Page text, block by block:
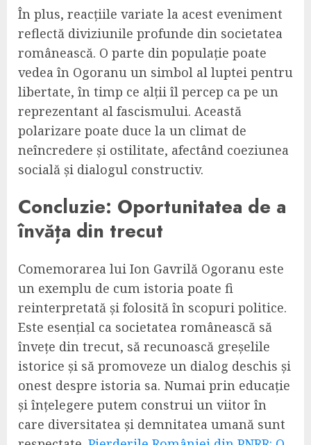
În plus, reacțiile variate la acest eveniment
reflectă diviziunile profunde din societatea
românească. O parte din populație poate
vedea în Ogoranu un simbol al luptei pentru
libertate, în timp ce alții îl percep ca pe un
reprezentant al fascismului. Această
polarizare poate duce la un climat de
neîncredere și ostilitate, afectând coeziunea
socială și dialogul constructiv.
Concluzie: Oportunitatea de a
învăța din trecut
Comemorarea lui Ion Gavrilă Ogoranu este
un exemplu de cum istoria poate fi
reinterpretată și folosită în scopuri politice.
Este esențial ca societatea românească să
învețe din trecut, să recunoască greșelile
istorice și să promoveze un dialog deschis și
onest despre istoria sa. Numai prin educație
și înțelegere putem construi un viitor în
care diversitatea și demnitatea umană sunt